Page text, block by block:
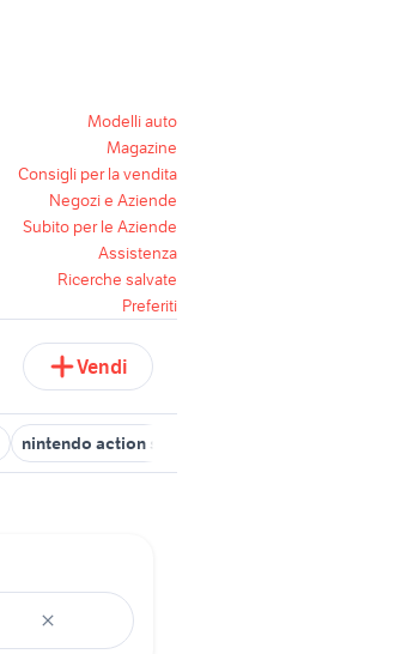
Modelli auto
Magazine
Consigli per la vendita
Negozi e Aziende
Subito per le Aziende
Assistenza
Ricerche salvate
Preferiti
Vendi
nintendo action set